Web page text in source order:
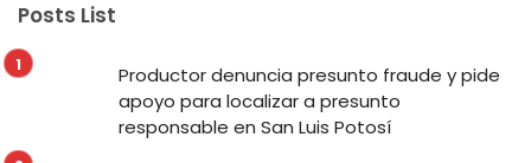
Posts List
Productor denuncia presunto fraude y pide
apoyo para localizar a presunto
responsable en San Luis Potosí